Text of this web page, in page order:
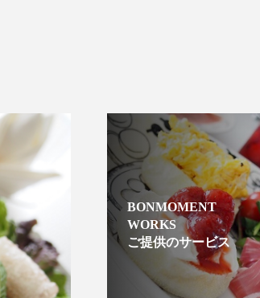
BONMOMENT
WORKS
ご提供のサービス